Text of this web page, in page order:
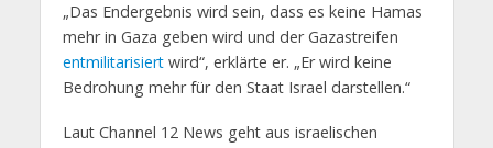
„Das Endergebnis wird sein, dass es keine Hamas
mehr in Gaza geben wird und der Gazastreifen
entmilitarisiertwird“, erklärte er. „Er wird keine
Bedrohung mehr für den Staat Israel darstellen.“
Laut Channel 12 News geht aus israelischen